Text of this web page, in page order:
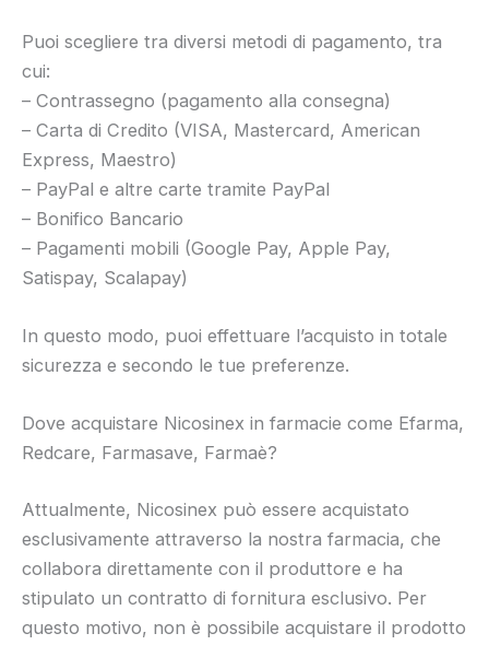
Puoi scegliere tra diversi metodi di pagamento, tra
cui:
– Contrassegno (pagamento alla consegna)
– Carta di Credito (VISA, Mastercard, American
Express, Maestro)
– PayPal e altre carte tramite PayPal
– Bonifico Bancario
– Pagamenti mobili (Google Pay, Apple Pay,
Satispay, Scalapay)
In questo modo, puoi effettuare l’acquisto in totale
sicurezza e secondo le tue preferenze.
Dove acquistare Nicosinex in farmacie come Efarma,
Redcare, Farmasave, Farmaè?
Attualmente, Nicosinex può essere acquistato
esclusivamente attraverso la nostra farmacia, che
collabora direttamente con il produttore e ha
stipulato un contratto di fornitura esclusivo. Per
questo motivo, non è possibile acquistare il prodotto